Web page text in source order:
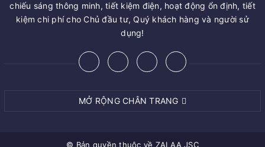
chiếu sáng thông minh, tiết kiệm điện, hoạt động ổn định, tiết
kiệm chi phí cho Chủ đầu tư, Quý khách hàng và người sử
dụng!
MỞ RỘNG CHÂN TRANG
© Bản quyền thuộc về ZALAA JSC